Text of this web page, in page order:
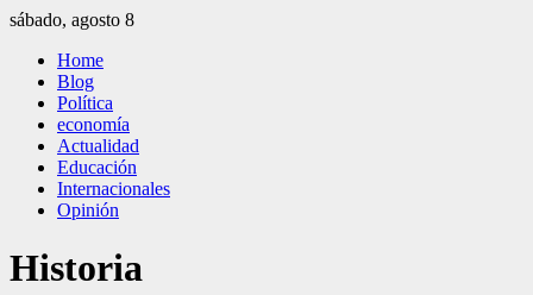
Saltar
contenido
sábado, agosto 8
El Independiente
El independiente Libre y Transparente
Home
Blog
Política
economía
Actualidad
Educación
Internacionales
Opinión
Historia